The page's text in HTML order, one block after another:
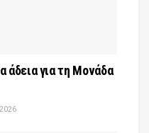
άδεια για τη Μονάδα
2026